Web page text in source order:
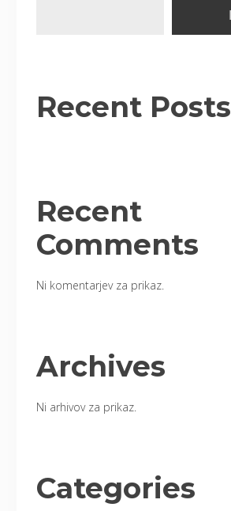
Recent Posts
Recent
Comments
Ni komentarjev za prikaz.
Archives
Ni arhivov za prikaz.
Categories